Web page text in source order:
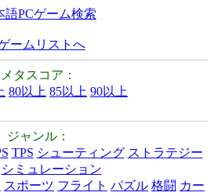
語PCゲーム検索
ームリストへ
メタスコア：
80以上 85以上 90以上
ジャンル：
TPS シューティング ストラテジー
シミュレーション
スポーツ フライト パズル 格闘 カー